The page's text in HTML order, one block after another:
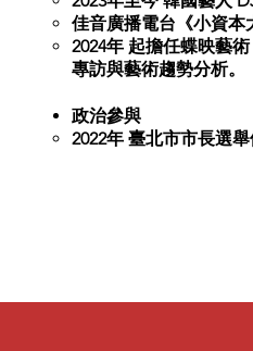
佳音廣播電台《小資本
2024年 起擔任蝶映藝
專訪與藝術趨勢分析。
政治參與
2022年 臺北市市長選